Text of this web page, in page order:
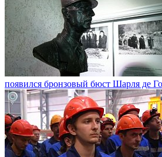
появился бронзовый бюст Шарля де